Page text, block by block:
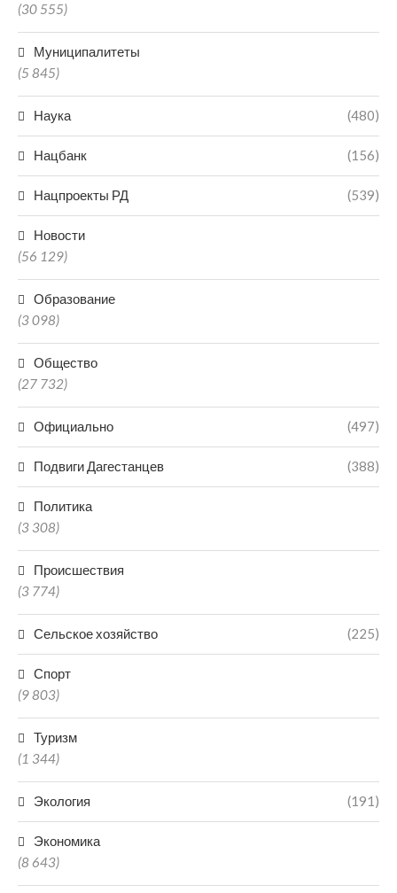
(30 555)
Муниципалитеты
(5 845)
Наука (480)
Нацбанк (156)
Нацпроекты РД (539)
Новости
(56 129)
Образование
(3 098)
Общество
(27 732)
Официально (497)
Подвиги Дагестанцев (388)
Политика
(3 308)
Происшествия
(3 774)
Сельское хозяйство (225)
Спорт
(9 803)
Туризм
(1 344)
Экология (191)
Экономика
(8 643)